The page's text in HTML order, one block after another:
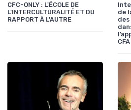
CFC-ONLY : L'ÉCOLE DE
L'INTERCULTURALITÉ ET DU
RAPPORT À L'AUTRE
de
CFA